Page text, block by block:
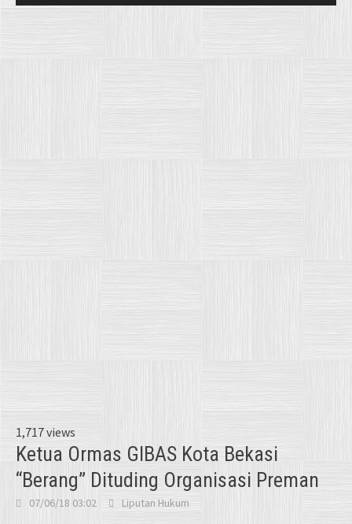
1,717 views
Ketua Ormas GIBAS Kota Bekasi
“Berang” Dituding Organisasi Preman
07/06/18 03:02 Liputan Hukum